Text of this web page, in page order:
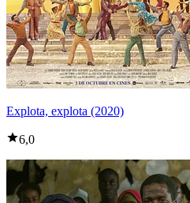
Explota, explota (2020)
6,0